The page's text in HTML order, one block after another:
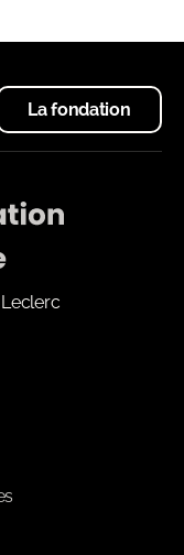
La fondation